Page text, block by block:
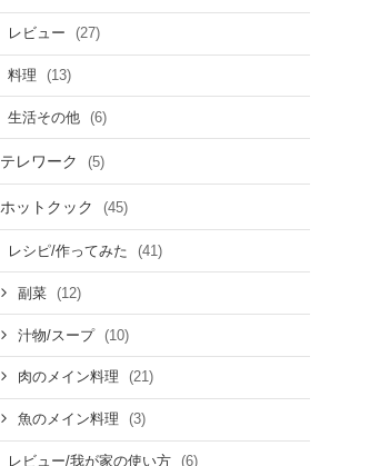
レビュー (27)
料理 (13)
生活その他 (6)
テレワーク (5)
ホットクック (45)
レシピ/作ってみた (41)
副菜 (12)
汁物/スープ (10)
肉のメイン料理 (21)
魚のメイン料理 (3)
レビュー/我が家の使い方 (6)